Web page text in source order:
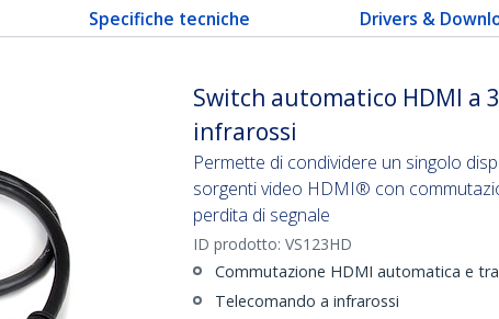
Specifiche tecniche Drivers &
Switch automatico HDMI a
infrarossi
Permette di condividere un singolo
sorgenti video HDMI® con
perdita di segnale
ID prodotto: VS123HD
Commutazione HDMI automatica e
Telecomando a infrarossi